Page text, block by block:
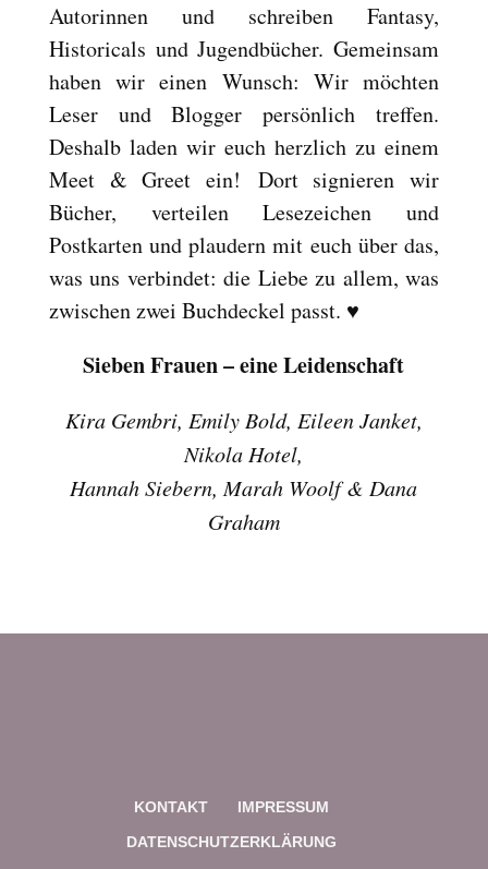
Autorinnen und schreiben Fantasy,
Historicals und Jugendbücher. Gemeinsam
haben wir einen Wunsch: Wir möchten
Leser und Blogger persönlich treffen.
Deshalb laden wir euch herzlich zu einem
Meet & Greet ein! Dort signieren wir
Bücher, verteilen Lesezeichen und
Postkarten und plaudern mit euch über das,
was uns verbindet: die Liebe zu allem, was
zwischen zwei Buchdeckel passt. ♥
Sieben Frauen – eine Leidenschaft
Kira Gembri, Emily Bold, Eileen Janket,
Nikola Hotel,
Hannah Siebern, Marah Woolf & Dana
Graham
KONTAKT
IMPRESSUM
DATENSCHUTZERKLÄRUNG